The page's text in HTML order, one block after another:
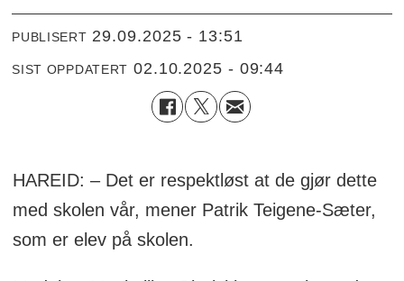
PUBLISERT 29.09.2025 - 13:51
SIST OPPDATERT 02.10.2025 - 09:44
HAREID: – Det er respektløst at de gjør dette
med skolen vår, mener Patrik Teigene-Sæter,
som er elev på skolen.